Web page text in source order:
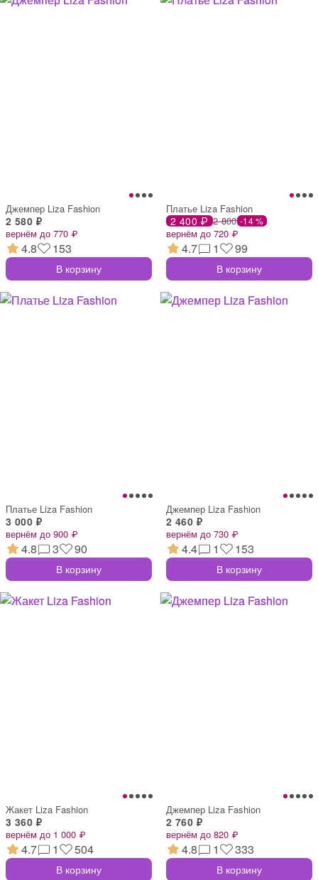
Джемпер Liza Fashion
2 580 ₽
вернём до 770 ₽
4.8 153
В корзину
Платье Liza Fashion
2 400 ₽ 2 800 -14 %
вернём до 720 ₽
4.7 1 99
В корзину
Платье Liza Fashion
3 000 ₽
вернём до 900 ₽
4.8 3 90
В корзину
Джемпер Liza Fashion
2 460 ₽
вернём до 730 ₽
4.4 1 153
В корзину
Жакет Liza Fashion
3 360 ₽
вернём до 1 000 ₽
4.7 1 504
В корзину
Джемпер Liza Fashion
2 760 ₽
вернём до 820 ₽
4.8 1 333
В корзину